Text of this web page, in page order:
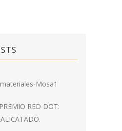
RED DOT: